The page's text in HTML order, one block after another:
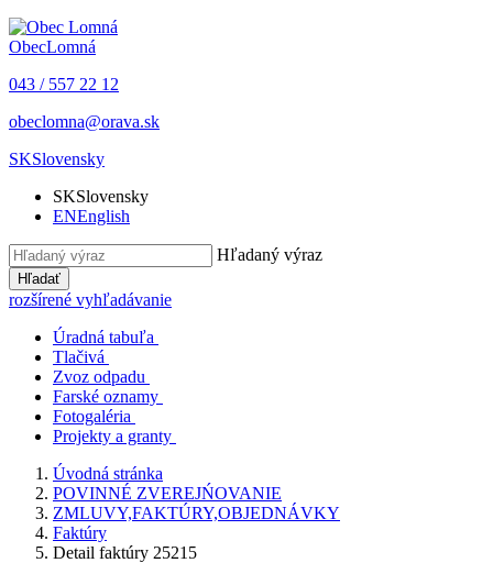
ObecLomná
043 / 557 22 12
obeclomna@orava.sk
SKSlovensky
SKSlovensky
ENEnglish
Hľadaný výraz
Hľadať
rozšírené vyhľadávanie
Úradná tabuľa
Tlačivá
Zvoz odpadu
Farské oznamy
Fotogaléria
Projekty a granty
Úvodná stránka
POVINNÉ ZVEREJŃOVANIE
ZMLUVY,FAKTÚRY,OBJEDNÁVKY
Faktúry
Detail faktúry 25215